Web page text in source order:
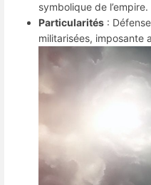
symbolique de l’empire.
Particularités :
militarisées, imposante